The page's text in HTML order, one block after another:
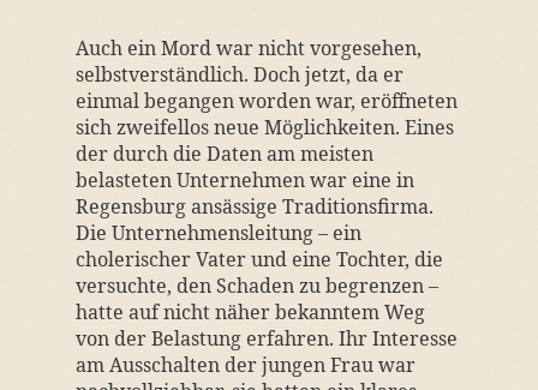
Auch ein Mord war nicht vorgesehen,
selbstverständlich. Doch jetzt, da er
einmal begangen worden war, eröffneten
sich zweifellos neue Möglichkeiten. Eines
der durch die Daten am meisten
belasteten Unternehmen war eine in
Regensburg ansässige Traditionsfirma.
Die Unternehmensleitung – ein
cholerischer Vater und eine Tochter, die
versuchte, den Schaden zu begrenzen –
hatte auf nicht näher bekanntem Weg
von der Belastung erfahren. Ihr Interesse
am Ausschalten der jungen Frau war